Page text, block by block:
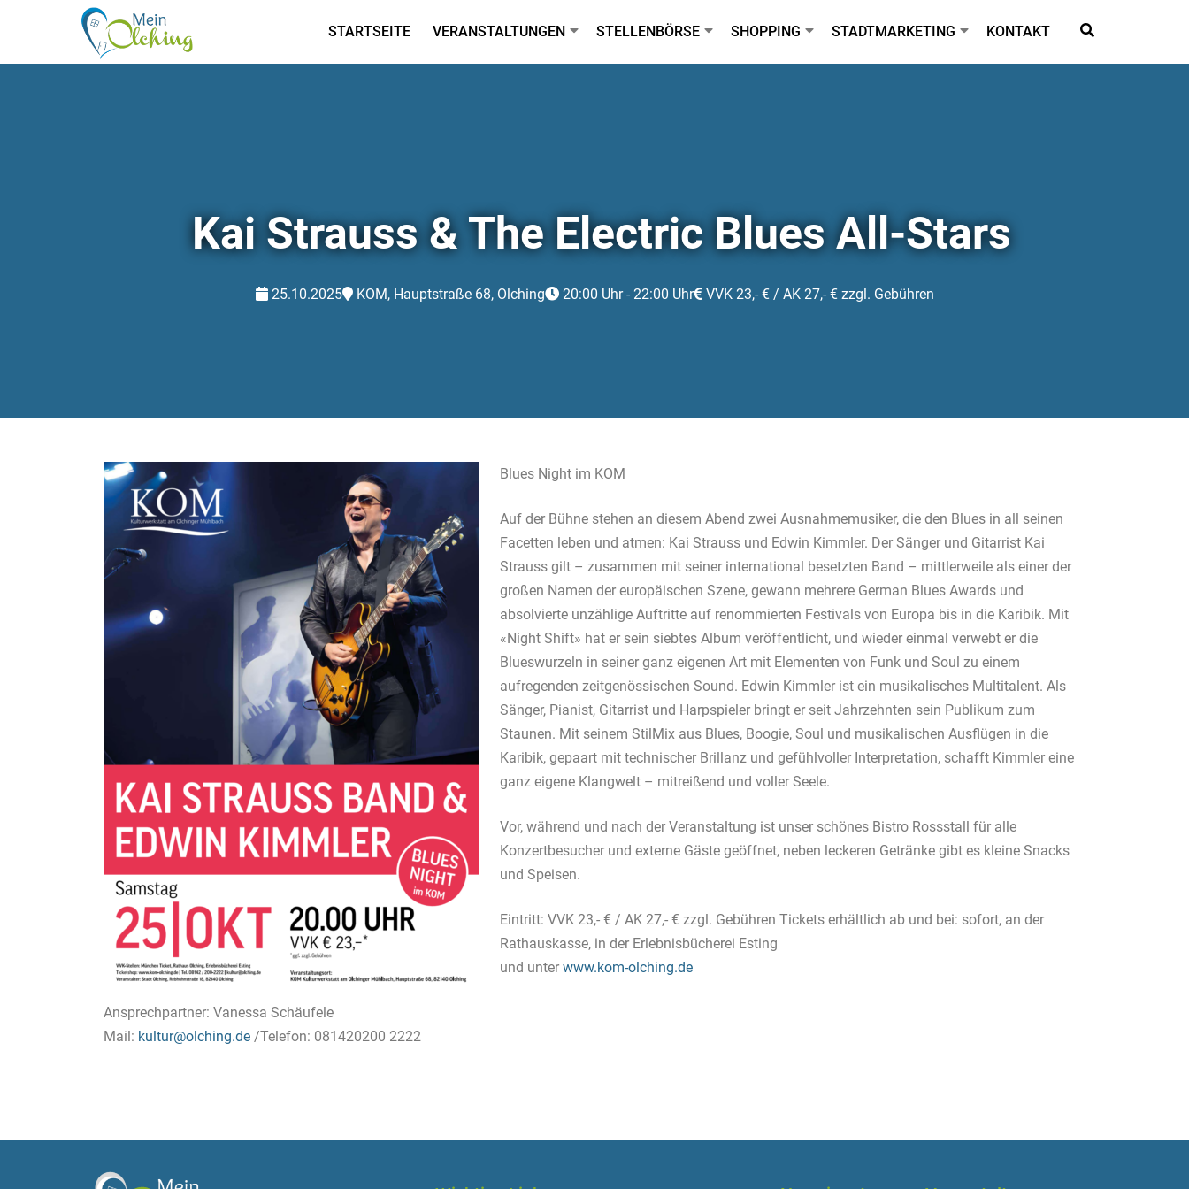
STARTSEITE VERANSTALTUNGEN STELLENBÖRSE SHOPPING STADTMARKETING KONTAKT
Kai Strauss & The Electric Blues All-Stars
25.10.2025 KOM, Hauptstraße 68, Olching 20:00 Uhr - 22:00 Uhr VVK 23,- € / AK 27,- € zzgl. Gebühren
Blues Night im KOM
Auf der Bühne stehen an diesem Abend zwei Ausnahmemusiker, die den Blues in all seinen
Facetten leben und atmen: Kai Strauss und Edwin Kimmler. Der Sänger und Gitarrist Kai
Strauss gilt – zusammen mit seiner international besetzten Band – mittlerweile als einer der
großen Namen der europäischen Szene, gewann mehrere German Blues Awards und
absolvierte unzählige Auftritte auf renommierten Festivals von Europa bis in die Karibik. Mit
«Night Shift» hat er sein siebtes Album veröffentlicht, und wieder einmal verwebt er die
Blueswurzeln in seiner ganz eigenen Art mit Elementen von Funk und Soul zu einem
aufregenden zeitgenössischen Sound. Edwin Kimmler ist ein musikalisches Multitalent. Als
Sänger, Pianist, Gitarrist und Harpspieler bringt er seit Jahrzehnten sein Publikum zum
Staunen. Mit seinem StilMix aus Blues, Boogie, Soul und musikalischen Ausflügen in die
Karibik, gepaart mit technischer Brillanz und gefühlvoller Interpretation, schafft Kimmler eine
ganz eigene Klangwelt – mitreißend und voller Seele.
Vor, während und nach der Veranstaltung ist unser schönes Bistro Rossstall für alle
Konzertbesucher und externe Gäste geöffnet, neben leckeren Getränke gibt es kleine Snacks
und Speisen.
Eintritt: VVK 23,- € / AK 27,- € zzgl. Gebühren Tickets erhältlich ab und bei: sofort, an der
Rathauskasse, in der Erlebnisbücherei Esting
und unter www.kom-olching.de
Ansprechpartner: Vanessa Schäufele
Mail: kultur@olching.de /Telefon: 081420200 2222